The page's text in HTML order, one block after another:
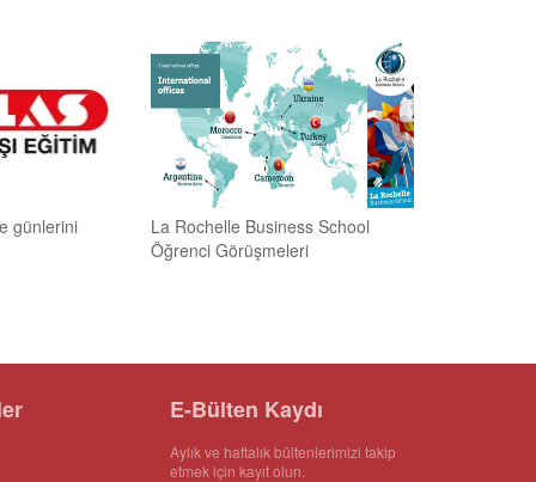
günlerini
La Rochelle Business School
Öğrenci Görüşmeleri
E-Bülten Kaydı
Aylık ve haftalık bültenlerimizi takip
etmek için kayıt olun.